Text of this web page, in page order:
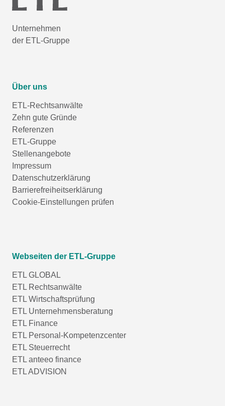
Unternehmen
der ETL-Gruppe
Über uns
ETL-Rechtsanwälte
Zehn gute Gründe
Referenzen
ETL-Gruppe
Stellenangebote
Impressum
Datenschutzerklärung
Barrierefreiheitserklärung
Cookie-Einstellungen prüfen
Webseiten der ETL-Gruppe
ETL GLOBAL
ETL Rechtsanwälte
ETL Wirtschaftsprüfung
ETL Unternehmensberatung
ETL Finance
ETL Personal-Kompetenzcenter
ETL Steuerrecht
ETL anteeo finance
ETL ADVISION